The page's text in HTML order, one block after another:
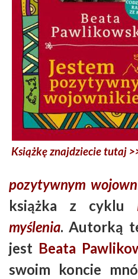
Książkę znajdziecie tutaj
pozytywnym
książka z cyklu
myślenia. Autorką
jest Beata
swoim koncie